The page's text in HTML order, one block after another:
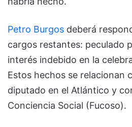
Petro Burgos deberá
cargos restantes: peculado
interés indebido en la
Estos hechos se relacionan
diputado en el Atlántico y
Conciencia Social (Fucoso).